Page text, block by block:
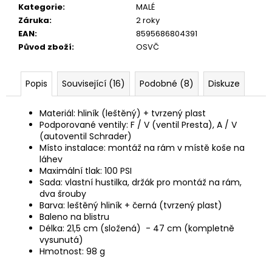
Kategorie:
MALÉ
Záruka:
2 roky
EAN:
8595686804391
Původ zboží: OSVČ
Popis Související (16) Podobné (8) Diskuze
Materiál: hliník (leštěný) + tvrzený plast
Podporované ventily: F / V (ventil Presta), A / V
(autoventil Schrader)
Místo instalace: montáž na rám v místě koše na
láhev
Maximální tlak: 100 PSI
Sada: vlastní hustilka, držák pro montáž na rám,
dva šrouby
Barva: leštěný hliník + černá (tvrzený plast)
Baleno na blistru
Délka: 21,5 cm (složená) - 47 cm (kompletně
vysunutá)
Hmotnost: 98 g
m
e